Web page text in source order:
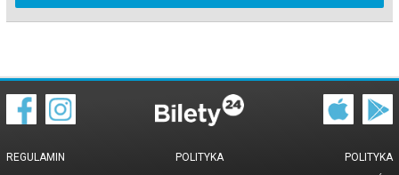
REGULAMIN
POLITYKA
POLITYKA